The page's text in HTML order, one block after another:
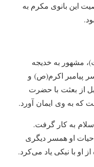
این بانوی مکرم به
۱۰ بعثت)، مشهور به خدیجه
پیامبر اکرم(ص) و
از بعثت با حضرت
که به وی ایمان آورد.
به کار گرفت.
او همسر دیگری
او با نیکی یاد می‌کرد.